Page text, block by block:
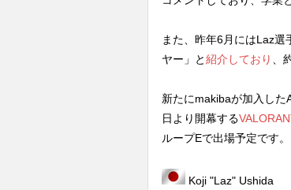
また、昨年6月にはLaz選
ヤー」と紹介しており 、
新たにmakibaが加入し
日より開幕する
ループEで出場予定です。
Koji "Laz" Ushida